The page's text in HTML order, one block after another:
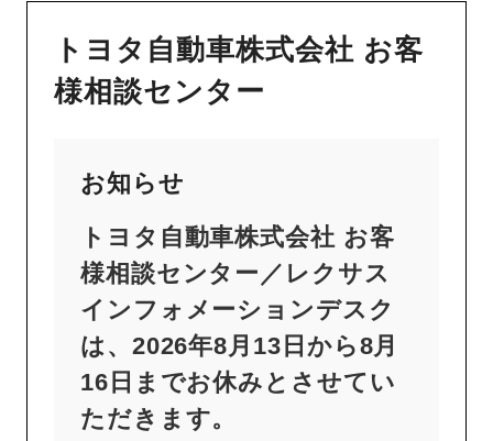
トヨタ自動車株式会社 お客
様相談センター
お知らせ
トヨタ自動車株式会社 お客
様相談センター／レクサス
インフォメーションデスク
は、2026年8月13日から8月
16日までお休みとさせてい
ただきます。